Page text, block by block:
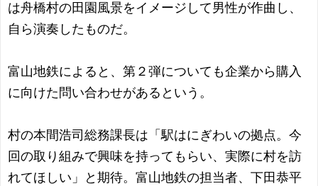
は舟橋村の田園風景をイメージして男性が作曲し、
自ら演奏したものだ。
富山地鉄によると、第２弾についても企業から購入
に向けた問い合わせがあるという。
村の本間浩司総務課長は「駅はにぎわいの拠点。今
回の取り組みで興味を持ってもらい、実際に村を訪
れてほしい」と期待。富山地鉄の担当者、下田恭平